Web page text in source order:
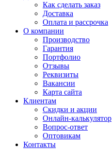
Как сделать заказ
Доставка
Оплата и рассрочка
О компании
Производство
Гарантия
Портфолио
Отзывы
Реквизиты
Вакансии
Карта сайта
Клиентам
Скидки и акции
Онлайн-калькулятор
Вопрос-ответ
Оптовикам
Контакты